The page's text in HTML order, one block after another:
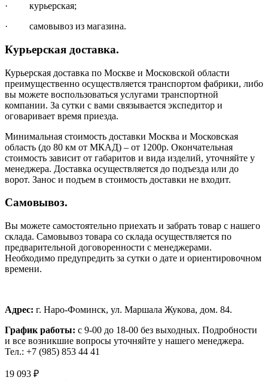
· курьерская;
· самовывоз из магазина.
Курьерская доставка.
Курьерская доставка по Москве и Московской области
преимущественно осуществляется транспортом фабрики, либо
вы можете воспользоваться услугами транспортной
компании. За сутки с вами связывается экспедитор и
оговаривает время приезда.
Минимальная стоимость доставки Москва и Московская
область (до 80 км от МКАД) – от 1200р. Окончательная
стоимость зависит от габаритов и вида изделий, уточняйте у
менеджера. Доставка осуществляется до подъезда или до
ворот. Занос и подъем в стоимость доставки не входит.
Самовывоз.
Вы можете самостоятельно приехать и забрать товар с нашего
склада. Самовывоз товара со склада осуществляется по
предварительной договоренности с менеджерами.
Необходимо предупредить за сутки о дате и ориентировочном
времени.
Адрес: г. Наро-Фоминск, ул. Маршала Жукова, дом. 84.
График работы: с 9-00 до 18-00 без выходных. Подробности
и все возникшие вопросы уточняйте у нашего менеджера.
Тел.: +7 (985) 853 44 41
19 093 ₽